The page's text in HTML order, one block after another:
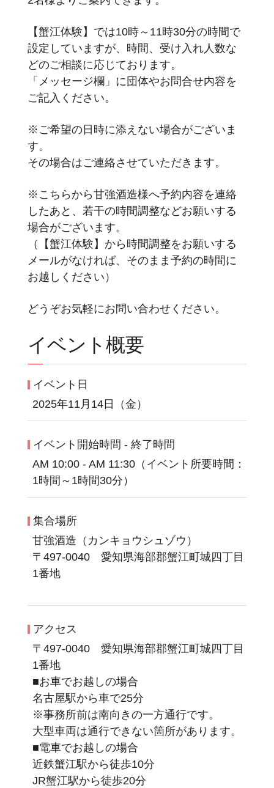
【蟹江体験】では10時～11時30分の時間で
設定していますが、時間、受け入れ人数な
どのご相談に応じております。
「メッセージ欄」に団体やお問合せ内容を
ご記入ください。
※ご希望の日時に添えない場合がございま
す。
その場合はご連絡させていただきます。
※こちらから甘強酒造様へ予約内容を連絡
したあと、若干の時間調整などお願いする
場合がございます。
（【蟹江体験】から時間調整をお願いする
メールがなければ、そのまま予約の時間に
お越しください）
どうぞお気軽にお問い合わせください。
イベント概要
イベント日
2025年11月14日（金）
イベント開始時間 - 終了時間
AM 10:00 - AM 11:30（イベント所要時間：
1時間～1時間30分）
集合場所
甘強酒造（カンキョウシュゾウ）
〒497-0040 愛知県海部郡蟹江町城四丁目
1番地
アクセス
〒497-0040 愛知県海部郡蟹江町城四丁目
1番地
■お車でお越しの場合
名古屋駅から車で25分
※事務所前は南向きの一方通行です。
大型車両は通行できない箇所があります。
■電車でお越しの場合
近鉄蟹江駅から徒歩10分
JR蟹江駅から徒歩20分